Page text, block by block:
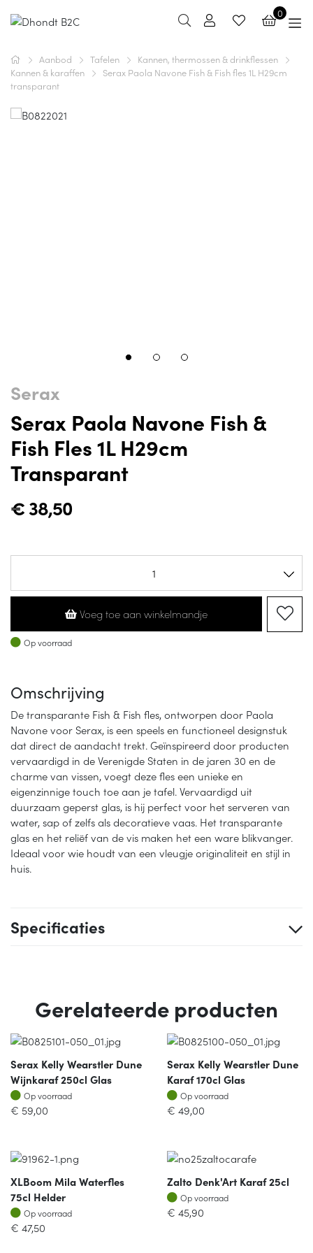
0
Aanbod Tafelen
Kannen, thermossen & drinkflessen
Kannen & karaffen
Serax Paola Navone Fish & Fish fles 1L H29cm
transparant
Serax
Serax Paola Navone Fish &
Fish Fles 1L H29cm
Transparant
€38,50
Voeg toe aan winkelmandje
Op voorraad
Op voorraad
Omschrijving
De transparante Fish & Fish fles, ontworpen door Paola
Navone voor Serax, is een speels en functioneel designstuk
dat direct de aandacht trekt. Geïnspireerd door producten
vervaardigd in de Verenigde Staten in de jaren 30 en de
charme van vissen, voegt deze fles een unieke en
eigenzinnige touch toe aan je tafel. Vervaardigd uit
duurzaam geperst glas, is hij perfect voor het serveren van
water, sap of zelfs als decoratieve vaas. Het transparante
glas en het reliëf van de vis maken het een ware blikvanger.
Ideaal voor wie houdt van een vleugje originaliteit en stijl in
huis.
Specificaties
Gerelateerde producten
Serax Kelly Wearstler Dune
Wijnkaraf 250cl Glas
Op voorraad
Op voorraad
€ 59,00
Serax Kelly Wearstler Dune
Karaf 170cl Glas
Op voorraad
Op voorraad
€ 49,00
XLBoom Mila Waterfles
75cl Helder
Op voorraad
Op voorraad
€ 47,50
Zalto Denk'Art Karaf 25cl
Op voorraad
Op voorraad
€ 45,90